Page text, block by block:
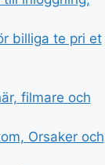
billiga te pri et
filmare och
Orsaker och